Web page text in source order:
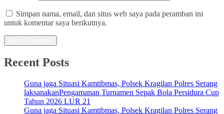
Simpan nama, email, dan situs web saya pada peramban ini
untuk komentar saya berikutnya.
Recent Posts
Guna jaga Situasi Kamtibmas, Polsek Kragilan Polres Serang
laksanakanPengamanan Turnamen Sepak Bola Persidura Cup
Tahun 2026 LUR 21
Guna jaga Situasi Kamtibmas, Polsek Kragilan Polres Serang